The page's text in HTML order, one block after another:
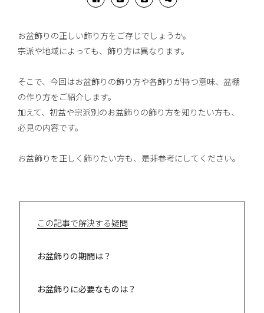
お盆飾りの正しい飾り方をご存じでしょうか。
宗派や地域によっても、飾り方は異なります。
そこで、今回はお盆飾りの飾り方や各飾りが持つ意味、盆棚
の作り方をご紹介します。
加えて、初盆や宗派別のお盆飾りの飾り方を知りたい方も、
必見の内容です。
お盆飾りを正しく飾りたい方も、是非参考にしてください。
この記事で解決する疑問
お盆飾りの期間は？
お盆飾りに必要なものは？